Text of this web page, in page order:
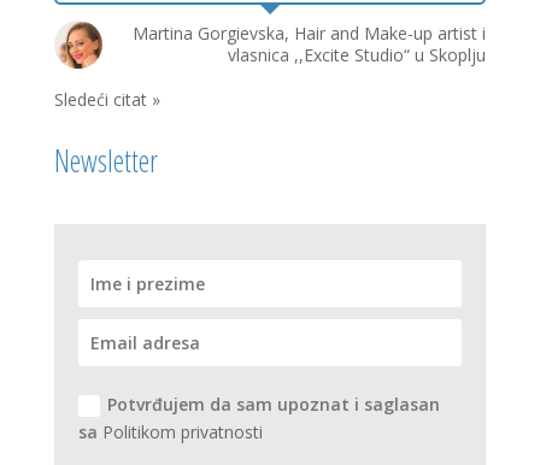
Martina Gorgievska, Hair and Make-up artist i
vlasnica ,,Excite Studio“ u Skoplju
Sledeći citat »
Newsletter
Potvrđujem da sam upoznat i saglasan
sa Politikom privatnosti